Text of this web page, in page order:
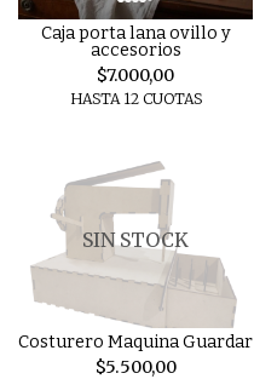
Caja porta lana ovillo y
accesorios
$7.000,00
HASTA 12 CUOTAS
SIN STOCK
Costurero Maquina Guardar
$5.500,00